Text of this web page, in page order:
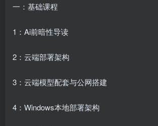
一：基础课程
1：Ai前暗性导读
2：云端部署架构
3：云端模型配套与公网搭建
4：Windows本地部署架构